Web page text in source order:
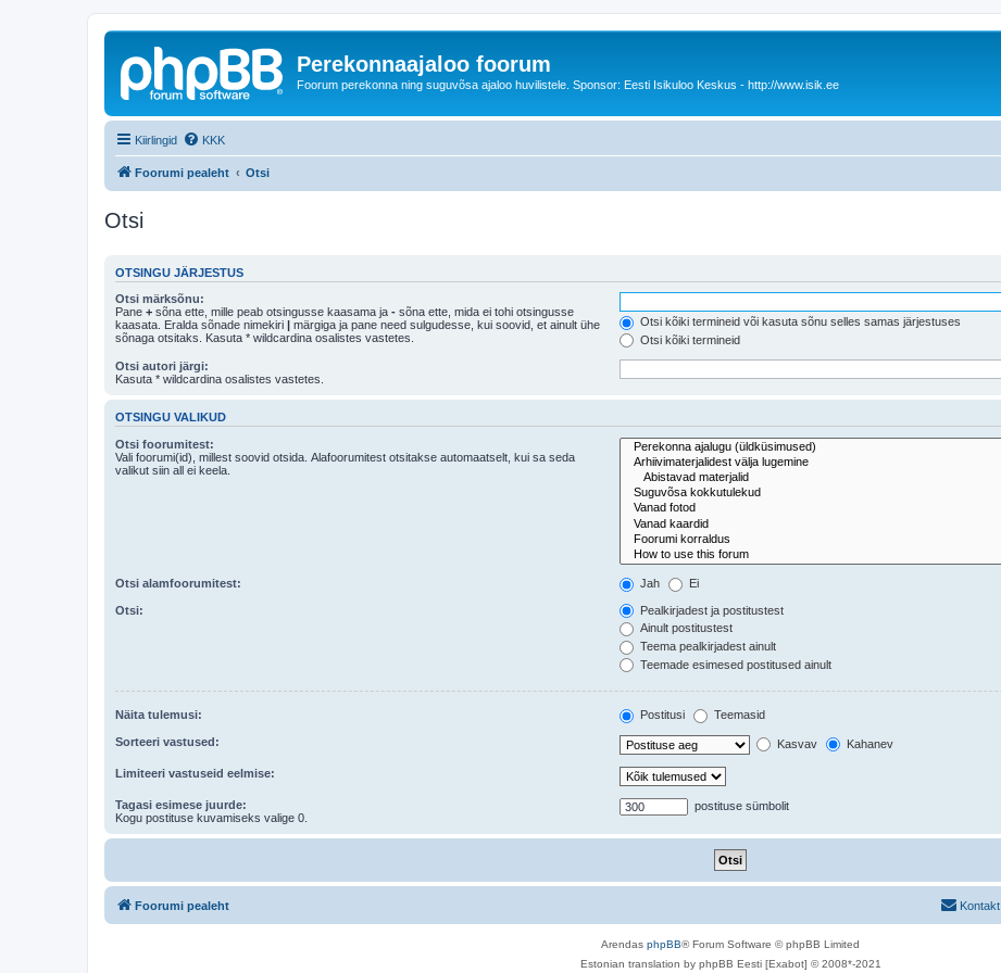
Perekonnaajaloo foorum
Foorum perekonna ning suguvõsa ajaloo huvilistele. Sponsor: Eesti Isikuloo Keskus - http://www.isik.ee
Kiirlingid KKK
Foorumi pealeht Otsi
Otsi
OTSINGU JÄRJESTUS
Otsi märksõnu:
Pane + sõna ette, mille peab otsingusse kaasama ja - sõna ette, mida ei tohi otsingusse
kaasata. Eralda sõnade nimekiri | märgiga ja pane need sulgudesse, kui soovid, et ainult ühe
sõnaga otsitaks. Kasuta * wildcardina osalistes vastetes.
Otsi kõiki termineid või kasuta sõnu selles samas järjestuses
Otsi kõiki termineid
Otsi autori järgi:
Kasuta * wildcardina osalistes vastetes.
OTSINGU VALIKUD
Otsi foorumitest:
Vali foorumi(id), millest soovid otsida. Alafoorumitest otsitakse automaatselt, kui sa seda
valikut siin all ei keela.
Otsi alamfoorumitest: Jah Ei
Otsi:
Pealkirjadest ja postitustest
Ainult postitustest
Teema pealkirjadest ainult
Teemade esimesed postitused ainult
Näita tulemusi: Postitusi Teemasid
Sorteeri vastused: Kasvav Kahanev
Limiteeri vastuseid eelmise:
Tagasi esimese juurde:
Kogu postituse kuvamiseks valige 0.
postituse sümbolit
Foorumi pealeht Kontakt
Arendas phpBB® Forum Software © phpBB Limited
Estonian translation by phpBB Eesti [Exabot] © 2008*-2021